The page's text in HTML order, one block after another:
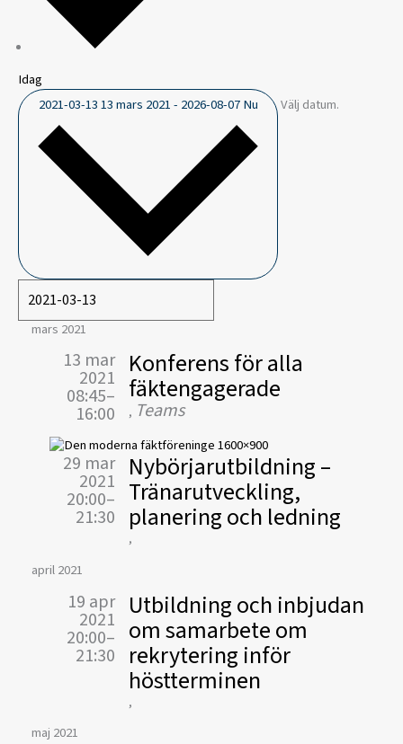
Idag
2021-03-1313 mars 2021- 2026-08-07Nu Välj datum.
mars 2021
13 mar
2021
08:45–
16:00
Konferens för alla
fäktengagerade
, Teams
29 mar
2021
20:00–
21:30
Nybörjarutbildning –
Tränarutveckling,
planering och ledning
,
april 2021
19 apr
2021
20:00–
21:30
Utbildning och inbjudan
om samarbete om
rekrytering inför
höstterminen
,
maj 2021